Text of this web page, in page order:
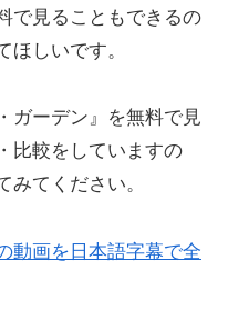
で見ることもできるの
ほしいです。
ガーデン』を無料で見
比較をしていますの
みてください。
動画を日本語字幕で全